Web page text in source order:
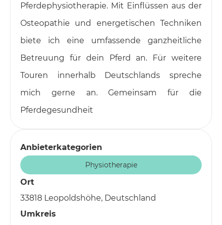
Pferdephysiotherapie. Mit Einflüssen aus der
Osteopathie und energetischen Techniken
biete ich eine umfassende ganzheitliche
Betreuung für dein Pferd an. Für weitere
Touren innerhalb Deutschlands spreche
mich gerne an. Gemeinsam für die
Pferdegesundheit
Anbieterkategorien
Physiotherapie
Ort
33818 Leopoldshöhe, Deutschland
Umkreis